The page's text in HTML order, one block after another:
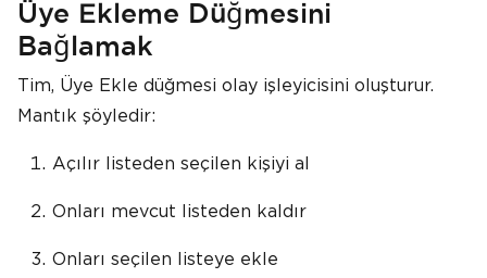
Üye Ekleme Düğmesini
Bağlamak
Tim, Üye Ekle düğmesi olay işleyicisini oluşturur.
Mantık şöyledir:
Açılır listeden seçilen kişiyi al
Onları mevcut listeden kaldır
Onları seçilen listeye ekle